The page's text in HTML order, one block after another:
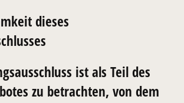
dieses
ist als Teil des
zu betrachten, von dem